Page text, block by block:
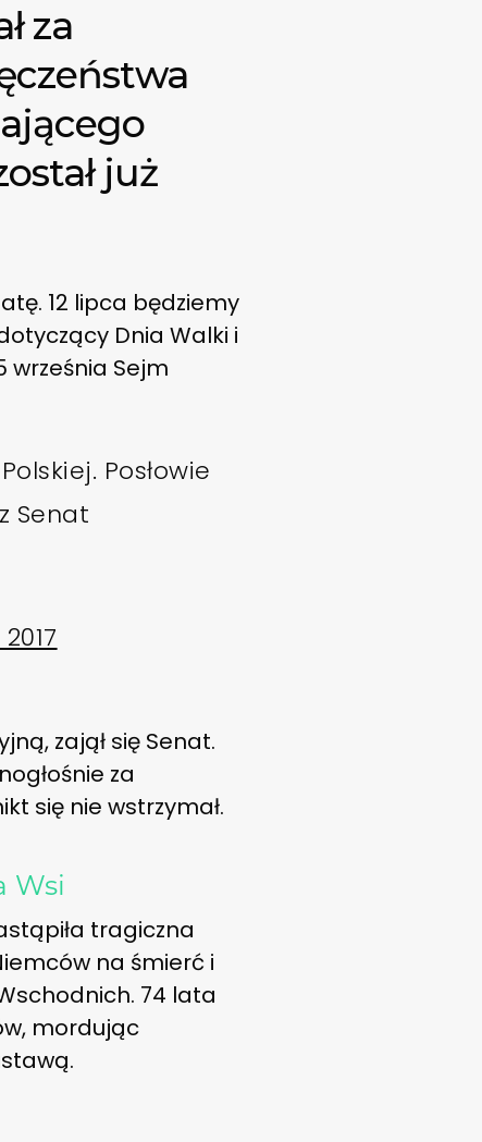
za
już
12 lipca będziemy
Dnia Walki i
września Sejm
Posłowie
Senat
zajął się Senat.
za
się nie wstrzymał.
Wsi
tragiczna
na śmierć i
74 lata
mordując